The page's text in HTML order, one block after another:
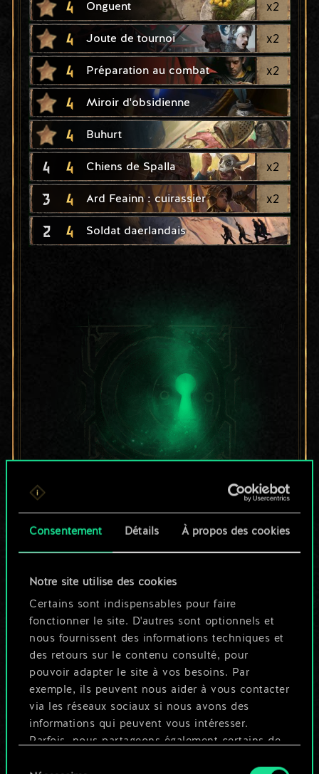
Consentement Détails À propos des cookies
Notre site utilise des cookies
Certains sont indispensables pour faire
fonctionner le site. D'autres sont optionnels et
nous fournissent des informations techniques et
des retours sur le contenu consulté, pour
pouvoir adapter le site à vos besoins. Par
exemple, ils peuvent nous aider à vous contacter
via les réseaux sociaux si nous avons des
informations qui peuvent vous intéresser.
Parfois, nous partageons également certains de
4 Onguent x2
4 Joute de tournoi x2
4 Préparation au combat x2
4 Miroir d'obsidienne
4 Buhurt
4 4 Chiens de Spalla x2
3 4 Ard Feainn : cuirassier x2
2 4 Soldat daerlandais
Pour l'instant, ce
n'est qu'un jeu de
cartes partagé.
Mais cela peut être
tellement plus !
Nommer ce jeu et créer un guide
Modifier le jeu